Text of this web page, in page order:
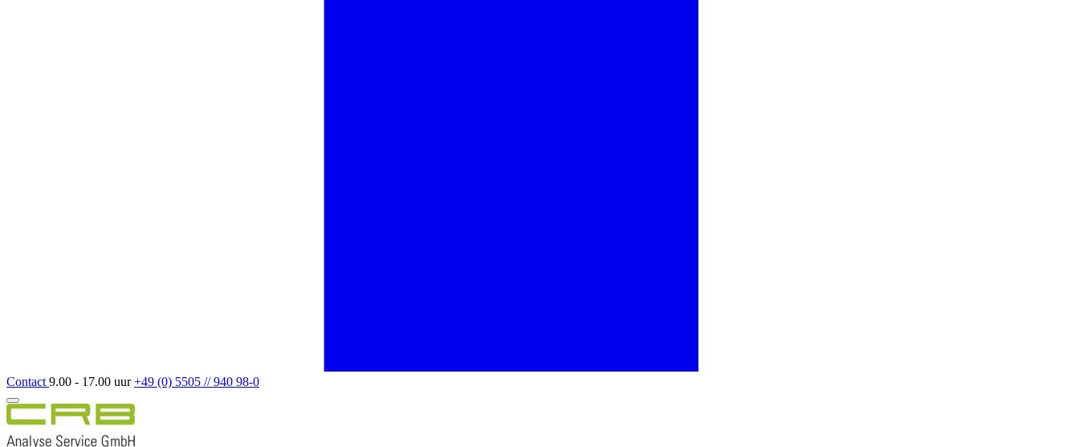
Contact 9.00 - 17.00 uur+49 (0) 5505 // 940 98-0